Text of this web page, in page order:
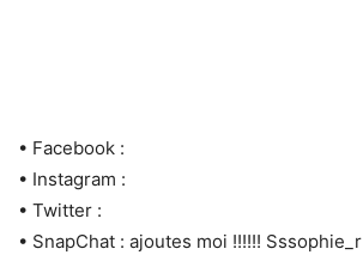
• Facebook :
• Instagram :
• Twitter :
• SnapChat : ajoutes moi !!!!!! Sssophie_r